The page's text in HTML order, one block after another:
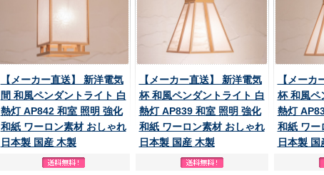
【メーカー直送】 新洋電気
間 和風ペンダントライト 白
熱灯 AP842 和室 照明 強化
和紙 ワーロン素材 おしゃれ
日本製 国産 木製
【メーカー直送】 新洋電気
杯 和風ペンダントライト 白
熱灯 AP839 和室 照明 強化
和紙 ワーロン素材 おしゃれ
日本製 国産 木製
【メーカ
杯 和風ペ
熱灯
和紙 ワー
日本製 国